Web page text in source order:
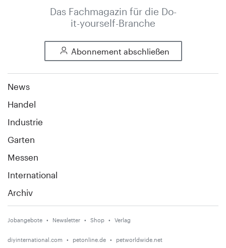
Das Fachmagazin für die Do-
it-yourself-Branche
Abonnement abschließen
News
Handel
Industrie
Garten
Messen
International
Archiv
Jobangebote Newsletter Shop Verlag
diyinternational.com petonline.de petworldwide.net